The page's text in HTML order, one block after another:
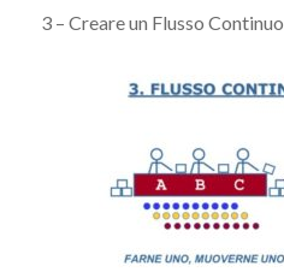
3 – Creare un Flusso Continuo